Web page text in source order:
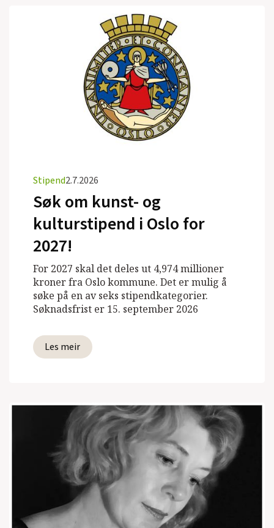
Stipend2.7.2026
Søk om kunst- og
kulturstipend i Oslo for
2027!
For 2027 skal det deles ut 4,974 millioner
kroner fra Oslo kommune. Det er mulig å
søke på en av seks stipendkategorier.
Søknadsfrist er 15. september 2026
Les meir